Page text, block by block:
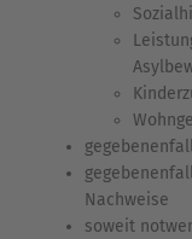
Nachweise
soweit